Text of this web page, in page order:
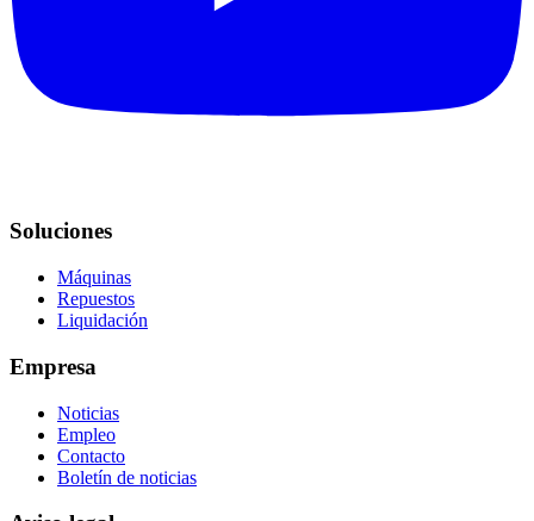
Soluciones
Máquinas
Repuestos
Liquidación
Empresa
Noticias
Empleo
Contacto
Boletín de noticias